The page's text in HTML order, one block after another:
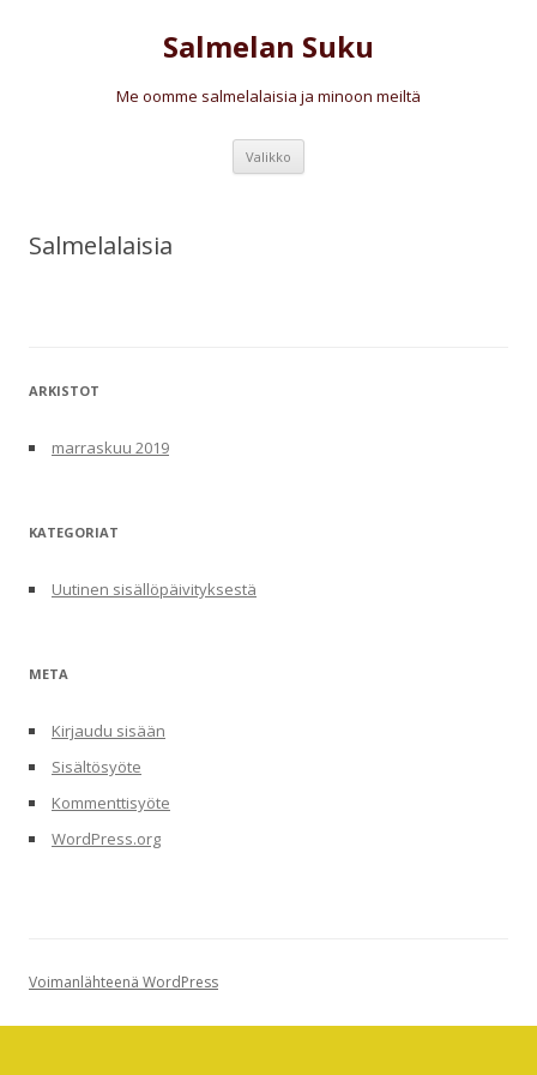
Salmelan Suku
Me oomme salmelalaisia ja minoon meiltä
Valikko
Salmelalaisia
ARKISTOT
marraskuu 2019
KATEGORIAT
Uutinen sisällöpäivityksestä
META
Kirjaudu sisään
Sisältösyöte
Kommenttisyöte
WordPress.org
Voimanlähteenä WordPress